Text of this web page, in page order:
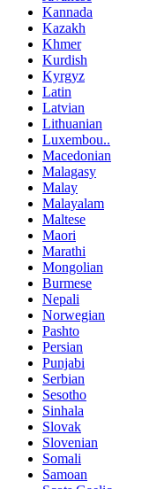
Kannada
Kazakh
Khmer
Kurdish
Kyrgyz
Latin
Latvian
Lithuanian
Luxembou..
Macedonian
Malagasy
Malay
Malayalam
Maltese
Maori
Marathi
Mongolian
Burmese
Nepali
Norwegian
Pashto
Persian
Punjabi
Serbian
Sesotho
Sinhala
Slovak
Slovenian
Somali
Samoan